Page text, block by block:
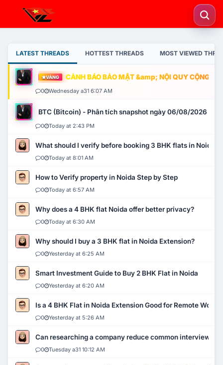
LATEST THREADS HOTTEST THREADS MOST VIEWED
VÀNG CẢNH BÁO BẢO MẬT &amp; NỘI QUY CỘNG
0 Wednesday a31 6:07 AM
BTC (Bitcoin) - Phân tích snapshot ngày 06/08/2026
0 Today at 2:43 PM
What should I verify before booking 3 BHK flats in Noida?
0 Today at 8:01 AM
How to Verify property in Noida Step by Step
0 Today at 6:57 AM
Why does a 4 BHK flat Noida offer better privacy?
0 Today at 6:30 AM
Why should I buy a 3 BHK flat in Noida Extension?
0 Yesterday at 6:25 AM
Smart Investment Guide to Buy 2 BHK Flat in Noida
0 Yesterday at 6:20 AM
Is a 4 BHK Flat in Noida Extension Good for Remote Work?
0 Yesterday at 5:26 AM
Can researching a company reduce common interview
0 Tuesday a31 10:12 AM